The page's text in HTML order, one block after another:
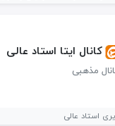
کانال ایتا استاد عالی
مذهبی
استاد عالی